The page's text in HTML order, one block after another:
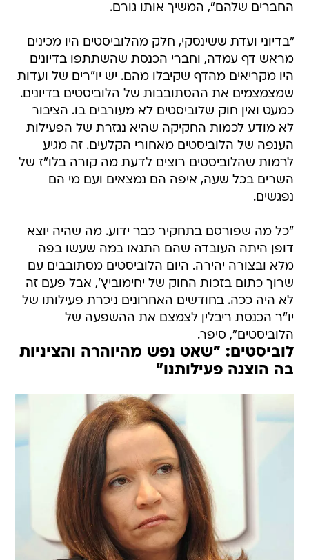
החברים שלהם", המשיך אותו גורם.
"בדיוני ועדת ששינסקי, חלק מהלוביסטים היו מכינים
מראש דף עמדה, וחברי הכנסת שהשתתפו בדיונים
היו מקריאים מהדף שקיבלו מהם. יש יו"רים של ועדות
שמצמצמים את ההסתובבות של הלוביסטים בדיונים.
כמעט ואין חוק שלוביסטים לא מעורבים בו. הציבור
לא מודע לכמות החקיקה שהיא נגזרת של הפעילות
הענפה של הלוביסטים מאחורי הקלעים. זה מגיע
לרמות שהלוביסטים רוצים לדעת מה קורה בלו"ז של
השרים בכל שעה, איפה הם נמצאים ועם מי הם
נפגשים.
"כל מה שפורסם בתחקיר כבר ידוע. מה שהיה יוצא
דופן היתה העובדה שהם התגאו במה שעשו בפה
מלא ובצורה יהירה. היום הלוביסטים מסתובבים עם
שרוך כתום בזכות החוק של יחימוביץ', אבל פעם זה
לא היה ככה. בחודשים האחרונים ניכרת פעילותו של
יו"ר הכנסת ריבלין לצמצם את ההשפעה של
הלוביסטים", סיפר.
לוביסטים: "שאט נפש מהיוהרה והציניות
בה הוצגה פעילותנו"